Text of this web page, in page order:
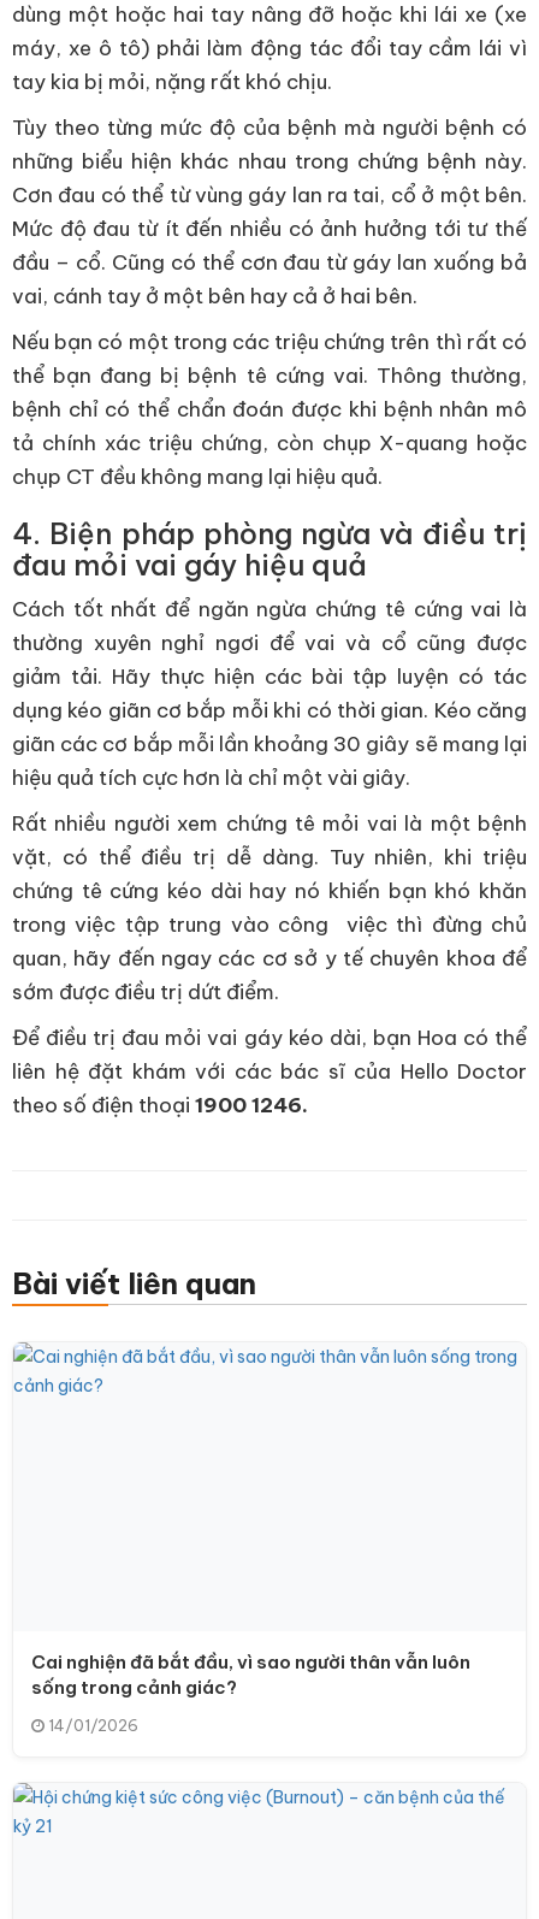
dùng một hoặc hai tay nâng đỡ hoặc khi lái xe (xe
máy, xe ô tô) phải làm động tác đổi tay cầm lái vì
tay kia bị mỏi, nặng rất khó chịu.
Tùy theo từng mức độ của bệnh mà người bệnh có
những biểu hiện khác nhau trong chứng bệnh này.
Cơn đau có thể từ vùng gáy lan ra tai, cổ ở một bên.
Mức độ đau từ ít đến nhiều có ảnh hưởng tới tư thế
đầu – cổ. Cũng có thể cơn đau từ gáy lan xuống bả
vai, cánh tay ở một bên hay cả ở hai bên.
Nếu bạn có một trong các triệu chứng trên thì rất có
thể bạn đang bị bệnh tê cứng vai. Thông thường,
bệnh chỉ có thể chẩn đoán được khi bệnh nhân mô
tả chính xác triệu chứng, còn chụp X-quang hoặc
chụp CT đều không mang lại hiệu quả.
4. Biện pháp phòng ngừa và điều trị
đau mỏi vai gáy hiệu quả
Cách tốt nhất để ngăn ngừa chứng tê cứng vai là
thường xuyên nghỉ ngơi để vai và cổ cũng được
giảm tải. Hãy thực hiện các bài tập luyện có tác
dụng kéo giãn cơ bắp mỗi khi có thời gian. Kéo căng
giãn các cơ bắp mỗi lần khoảng 30 giây sẽ mang lại
hiệu quả tích cực hơn là chỉ một vài giây.
Rất nhiều người xem chứng tê mỏi vai là một bệnh
vặt, có thể điều trị dễ dàng. Tuy nhiên, khi triệu
chứng tê cứng kéo dài hay nó khiến bạn khó khăn
trong việc tập trung vào công việc thì đừng chủ
quan, hãy đến ngay các cơ sở y tế chuyên khoa để
sớm được điều trị dứt điểm.
Để điều trị đau mỏi vai gáy kéo dài, bạn Hoa có thể
liên hệ đặt khám với các bác sĩ của Hello Doctor
theo số điện thoại 1900 1246.
Bài viết liên quan
Cai nghiện đã bắt đầu, vì sao người thân vẫn luôn
sống trong cảnh giác?
14/01/2026